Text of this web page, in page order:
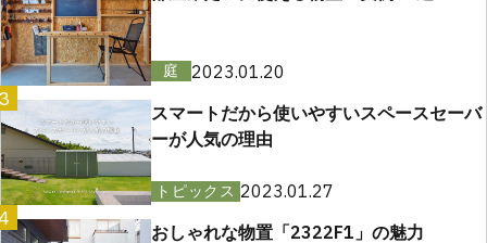
庭
2023.01.20
スマートだから使いやすいスペースセーバ
ーが人気の理由
トピックス 2023.01.27
おしゃれな物置「2322F1」の魅力